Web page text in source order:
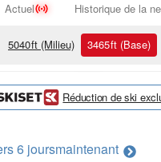
Actuel Historique de la
5040ft (Milieu) 3465ft (Base)
Réduction de ski
6 joursmaintenant